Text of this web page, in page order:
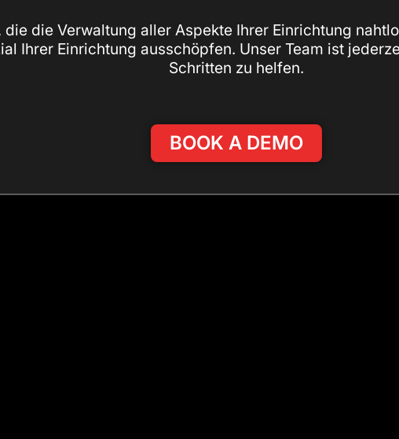
die Verwaltung aller Aspekte Ihrer Einrichtung
Ihrer Einrichtung ausschöpfen. Unser Team ist
Schritten zu helfen.
BOOK A DEMO